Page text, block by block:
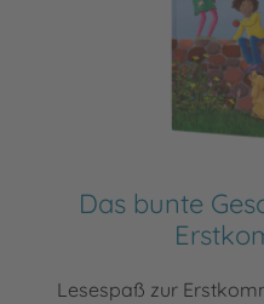
Das bunte
Lesespaß zur